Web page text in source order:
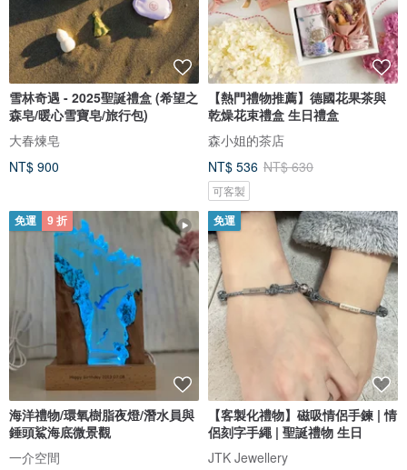
雪林奇遇 - 2025聖誕禮盒 (希望之
森皂/暖心雪寶皂/旅行包)
大春煉皂
NT$ 900
【熱門禮物推薦】德國花果茶與
乾燥花束禮盒 生日禮盒
森小姐的茶店
NT$ 536 NT$ 630
可客製
免運 9 折
海洋禮物/環氧樹脂夜燈/潛水員與
錘頭鯊海底微景觀
一介空間
免運
【客製化禮物】磁吸情侶手鍊 | 情
侶刻字手繩 | 聖誕禮物 生日
JTK Jewellery